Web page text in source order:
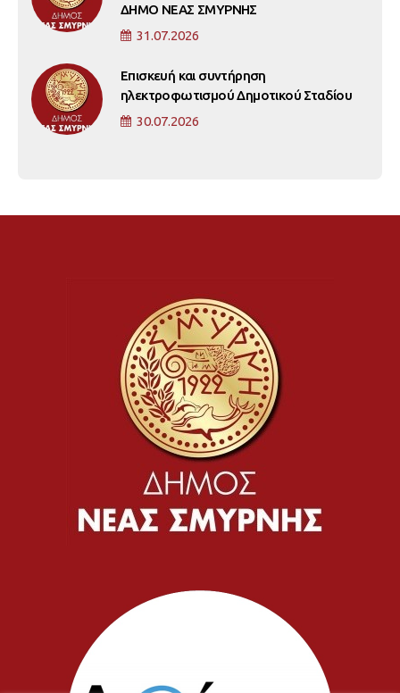
ΔΗΜΟ ΝΕΑΣ ΣΜΥΡΝΗΣ
31.07.2026
Επισκευή και συντήρηση
ηλεκτροφωτισμού Δημοτικού Σταδίου
30.07.2026